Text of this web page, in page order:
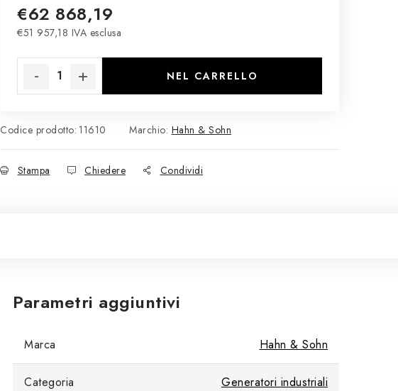
€62 868,19
€51 957,18 IVA esclusa
NEL CARRELLO
Codice prodotto: 11610 Marchio: Hahn & Sohn
Stampa Chiedere Condividi
Parametri aggiuntivi
Marca Hahn & Sohn
Categoria Generatori industriali